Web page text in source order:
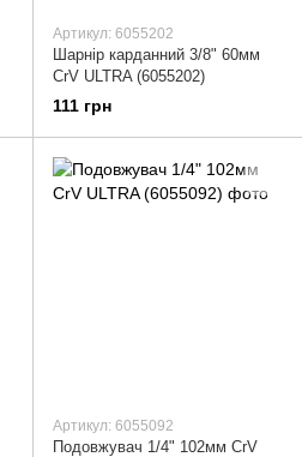
Артикул: 6055202
Шарнір карданний 3/8" 60мм
CrV ULTRA (6055202)
111 грн
Артикул: 6055092
Подовжувач 1/4" 102мм CrV